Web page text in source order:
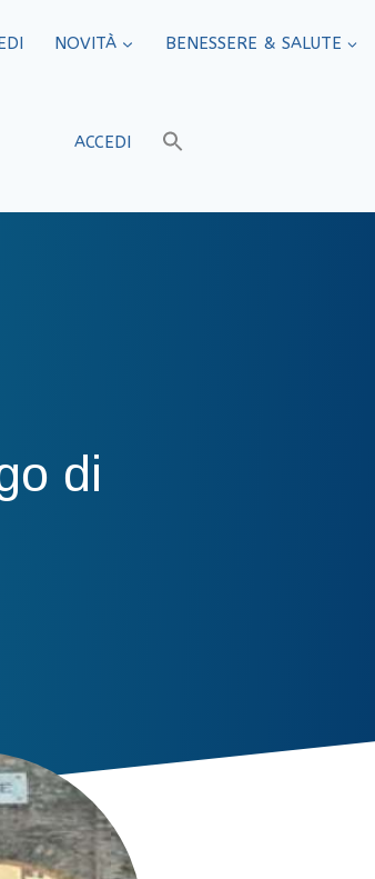
NOVITÀ BENESSERE & SALUTE
ACCEDI
di